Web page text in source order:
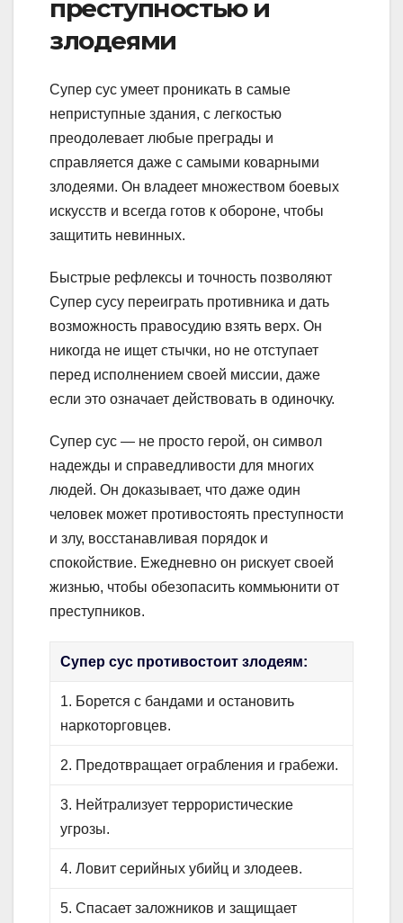
преступностью и
злодеями
Супер сус умеет проникать в самые
неприступные здания, с легкостью
преодолевает любые преграды и
справляется даже с самыми коварными
злодеями. Он владеет множеством боевых
искусств и всегда готов к обороне, чтобы
защитить невинных.
Быстрые рефлексы и точность позволяют
Супер сусу переиграть противника и дать
возможность правосудию взять верх. Он
никогда не ищет стычки, но не отступает
перед исполнением своей миссии, даже
если это означает действовать в одиночку.
Супер сус — не просто герой, он символ
надежды и справедливости для многих
людей. Он доказывает, что даже один
человек может противостоять преступности
и злу, восстанавливая порядок и
спокойствие. Ежедневно он рискует своей
жизнью, чтобы обезопасить коммьюнити от
преступников.
Супер сус противостоит злодеям:
1. Борется с бандами и остановить
наркоторговцев.
2. Предотвращает ограбления и грабежи.
3. Нейтрализует террористические
угрозы.
4. Ловит серийных убийц и злодеев.
5. Спасает заложников и защищает